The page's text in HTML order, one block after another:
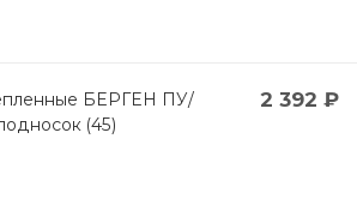
БЕРГЕН ПУ/
(45)
2 392 ₽